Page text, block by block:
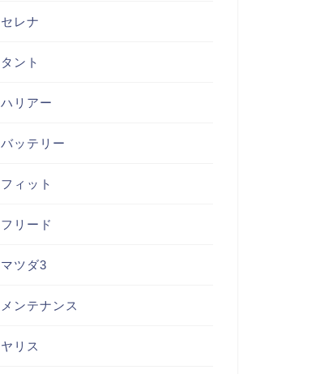
セレナ
タント
ハリアー
バッテリー
フィット
フリード
マツダ3
メンテナンス
ヤリス